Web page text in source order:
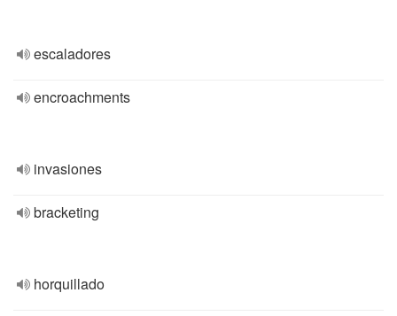
escaladores
encroachments
invasiones
bracketing
horquillado